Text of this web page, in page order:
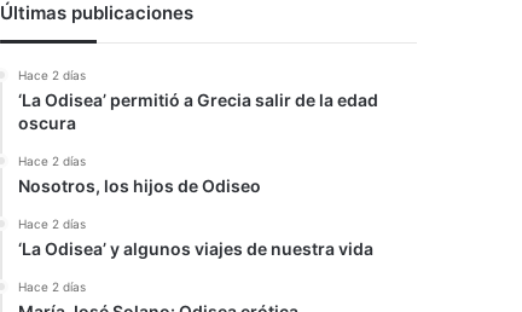
Últimas publicaciones
Hace 2 días
‘La Odisea’ permitió a Grecia salir de la edad
oscura
Hace 2 días
Nosotros, los hijos de Odiseo
Hace 2 días
‘La Odisea’ y algunos viajes de nuestra vida
Hace 2 días